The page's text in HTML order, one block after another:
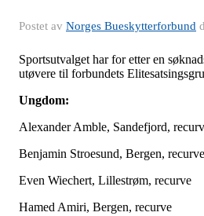
Postet av Norges Bueskytterforbund
Sportsutvalget har for etter en
utøvere til forbundets
Ungdom:
Alexander Amble, Sandefjord,
Benjamin Stroesund, Bergen, recurve
Even Wiechert, Lillestrøm, recurve
Hamed Amiri, Bergen, recurve